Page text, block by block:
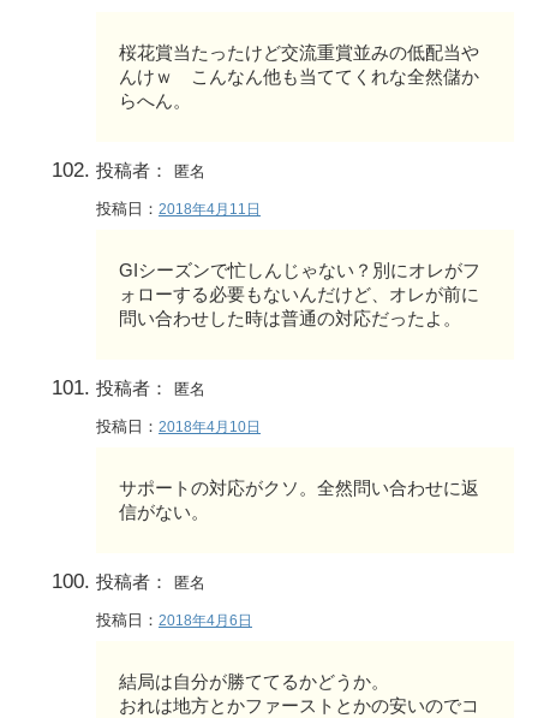
桜花賞当たったけど交流重賞並みの低配当や
んけｗ こんなん他も当ててくれな全然儲か
らへん。
投稿者： 匿名
投稿日： 2018年4月11日
GIシーズンで忙しんじゃない？別にオレがフ
ォローする必要もないんだけど、オレが前に
問い合わせした時は普通の対応だったよ。
投稿者： 匿名
投稿日： 2018年4月10日
サポートの対応がクソ。全然問い合わせに返
信がない。
投稿者： 匿名
投稿日： 2018年4月6日
結局は自分が勝ててるかどうか。
おれは地方とかファーストとかの安いのでコ